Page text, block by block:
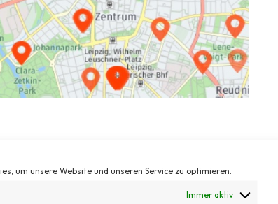
um unsere Website und unseren Service zu optimieren.
Immer aktiv
finanziell. Für den mittelfristigen Betrieb ist
kleinen jährlichen Beitrag von je € 100,00
Verleihprojekte anknüpfen kann, etwa,
für eine eigene Web-Plattform vermeiden